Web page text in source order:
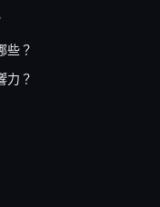
些？
力？